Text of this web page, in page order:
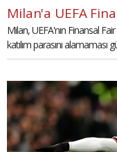
Milan, UEFA'nın Finansal
katılım parasını alamaması